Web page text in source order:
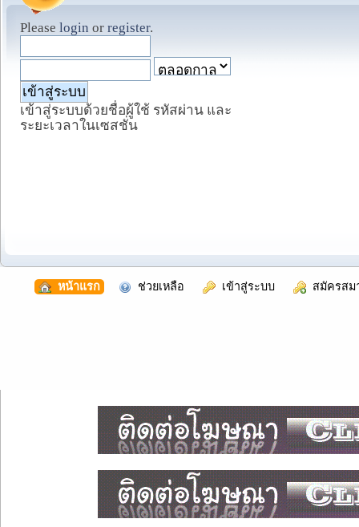
Please login or register.
เข้าสู่ระบบด้วยชื่อผู้ใช้ รหัสผ่าน และ
ระยะเวลาในเซสชั่น
หน้าแรก ช่วยเหลือ เข้าสู่ระบบ สมัครสม